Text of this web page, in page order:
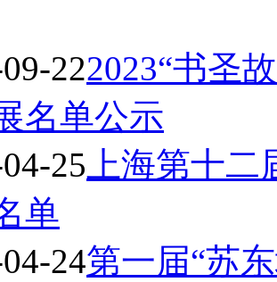
222023“书圣
名单公示
25 上海第十
单
24第一届“苏